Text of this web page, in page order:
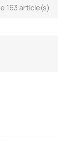
163 article(s)